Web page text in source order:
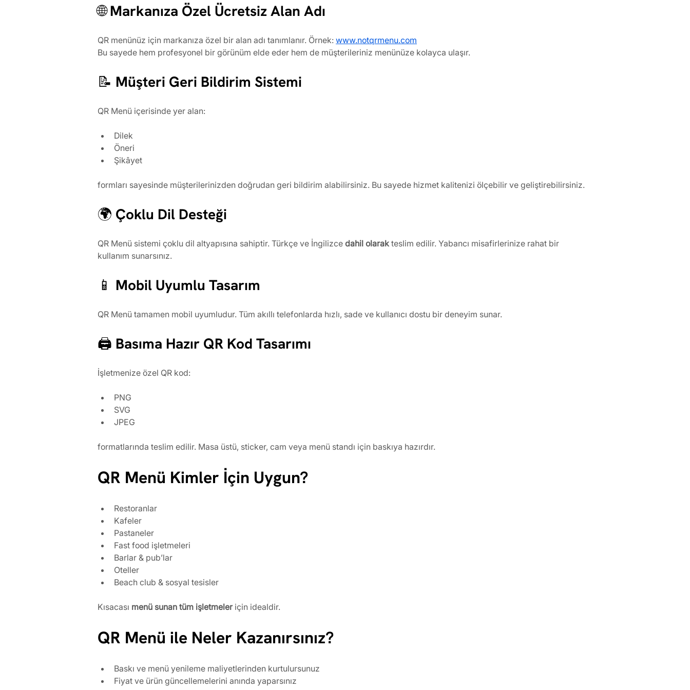
🌐 Markanıza Özel Ücretsiz Alan Adı
QR menünüz için markanıza özel bir alan adı tanımlanır. Örnek: www.notqrmenu.com
Bu sayede hem profesyonel bir görünüm elde eder hem de müşterileriniz menünüze kolayca ulaşır.
📝 Müşteri Geri Bildirim Sistemi
QR Menü içerisinde yer alan:
Dilek
Öneri
Şikâyet
formları sayesinde müşterilerinizden doğrudan geri bildirim alabilirsiniz. Bu sayede hizmet kalitenizi ölçebilir ve geliştirebilirsiniz.
🌍 Çoklu Dil Desteği
QR Menü sistemi çoklu dil altyapısına sahiptir. Türkçe ve İngilizce dahil olarak teslim edilir. Yabancı misafirlerinize rahat bir
kullanım sunarsınız.
📱 Mobil Uyumlu Tasarım
QR Menü tamamen mobil uyumludur. Tüm akıllı telefonlarda hızlı, sade ve kullanıcı dostu bir deneyim sunar.
🖨️ Basıma Hazır QR Kod Tasarımı
İşletmenize özel QR kod:
PNG
SVG
JPEG
formatlarında teslim edilir. Masa üstü, sticker, cam veya menü standı için baskıya hazırdır.
QR Menü Kimler İçin Uygun?
Restoranlar
Kafeler
Pastaneler
Fast food işletmeleri
Barlar & pub’lar
Oteller
Beach club & sosyal tesisler
Kısacası menü sunan tüm işletmeler için idealdir.
QR Menü ile Neler Kazanırsınız?
Baskı ve menü yenileme maliyetlerinden kurtulursunuz
Fiyat ve ürün güncellemelerini anında yaparsınız